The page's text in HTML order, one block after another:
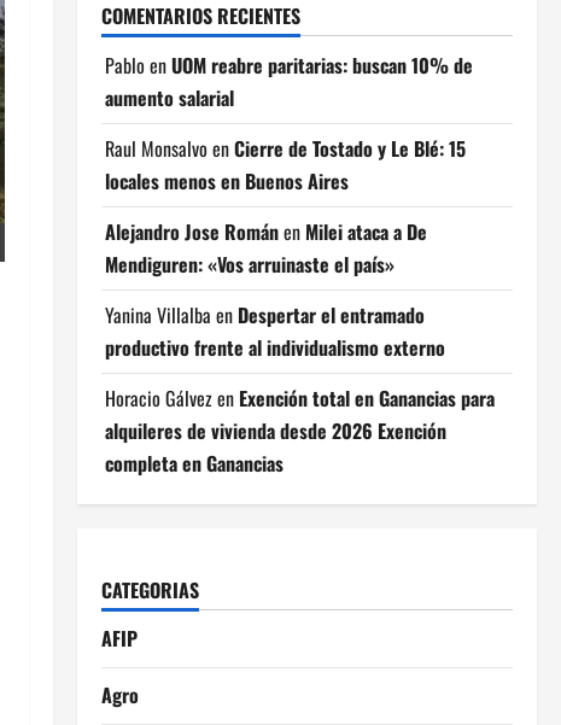
COMENTARIOS RECIENTES
Pablo enUOM reabre paritarias: buscan 10% de
aumento salarial
Raul Monsalvo enCierre de Tostado y Le Blé: 15
locales menos en Buenos Aires
Alejandro Jose Románen Milei ataca a De
Mendiguren: «Vos arruinaste el país»
Yanina Villalba en Despertar el entramado
productivo frente al individualismo externo
Horacio Gálvezen Exención total en Ganancias para
alquileres de vivienda desde 2026 Exención
completa en Ganancias
CATEGORIAS
AFIP
Agro